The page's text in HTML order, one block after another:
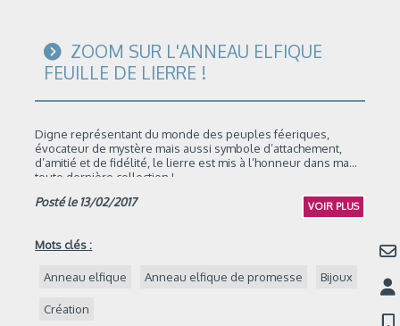
ZOOM SUR L'ANNEAU ELFIQUE
FEUILLE DE LIERRE !
Digne représentant du monde des peuples féeriques,
évocateur de mystère mais aussi symbole d’attachement,
d’amitié et de fidélité, le lierre est mis à l’honneur dans ma
toute dernière collection !
Posté le 13/02/2017
VOIR PLUS
Mots clés :
Anneau elfique Anneau elfique de promesse Bijoux
Création